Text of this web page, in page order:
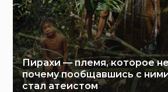
Пирахи — племя, которое
почему пообщавшись с
стал атеистом